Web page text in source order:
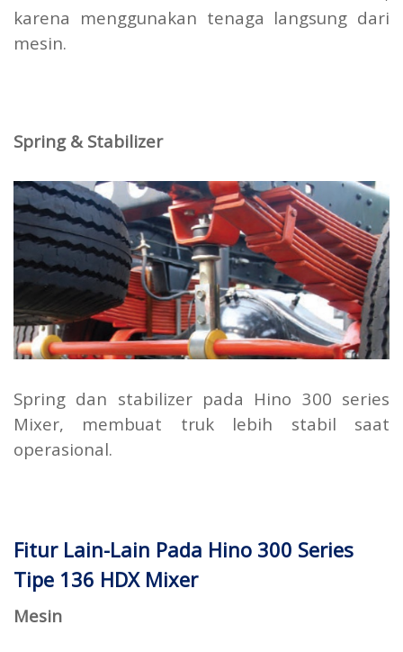
karena menggunakan tenaga langsung dari
mesin.
Spring & Stabilizer
Spring dan stabilizer pada Hino 300 series
Mixer, membuat truk lebih stabil saat
operasional.
Fitur Lain-Lain Pada Hino 300 Series
Tipe 136 HDX Mixer
Mesin